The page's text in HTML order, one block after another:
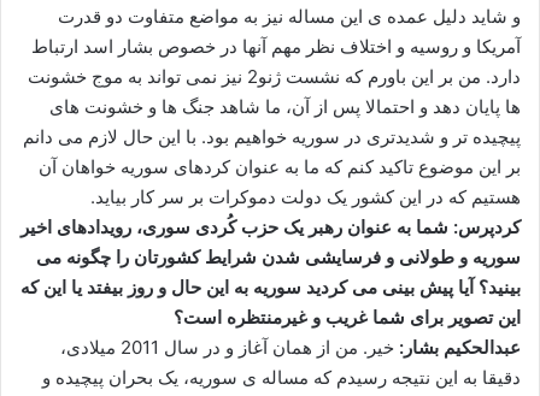
و شاید دلیل عمده ی این مساله نیز به مواضع متفاوت دو قدرت
آمریکا و روسیه و اختلاف نظر مهم آنها در خصوص بشار اسد ارتباط
دارد. من بر این باورم که نشست ژنو2 نیز نمی تواند به موج خشونت
ها پایان دهد و احتمالا پس از آن، ما شاهد جنگ ها و خشونت های
پیچیده تر و شدیدتری در سوریه خواهیم بود. با این حال لازم می دانم
بر این موضوع تاکید کنم که ما به عنوان کردهای سوریه خواهان آن
هستیم که در این کشور یک دولت دموکرات بر سر کار بیاید.
کردپرس: شما به عنوان رهبر یک حزب کُردی سوری، رویدادهای اخیر
سوریه و طولانی و فرسایشی شدن شرایط کشورتان را چگونه می
بینید؟ آیا پیش بینی می کردید سوریه به این حال و روز بیفتد یا این که
این تصویر برای شما غریب و غیرمنتظره است؟
عبدالحکیم بشار:
خیر. من از همان آغاز و در سال 2011 میلادی،
دقیقا به این نتیجه رسیدم که مساله ی سوریه، یک بحران پیچیده و